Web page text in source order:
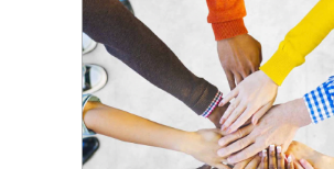
FEUILLETER